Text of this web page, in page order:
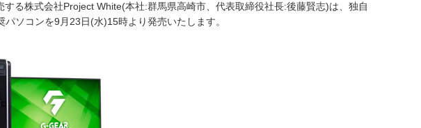
る株式会社Project White(本社:群馬県高崎市、代表取締役社長:後藤賢志)は、独自
ソコンを9月23日(水)15時より発売いたします。